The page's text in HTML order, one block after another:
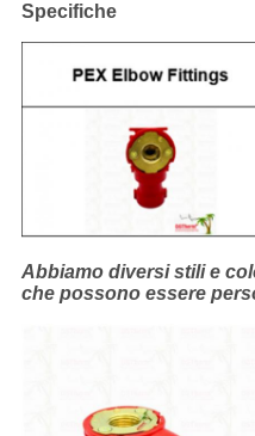
Specifiche
Abbiamo diversi stili e
che possono essere